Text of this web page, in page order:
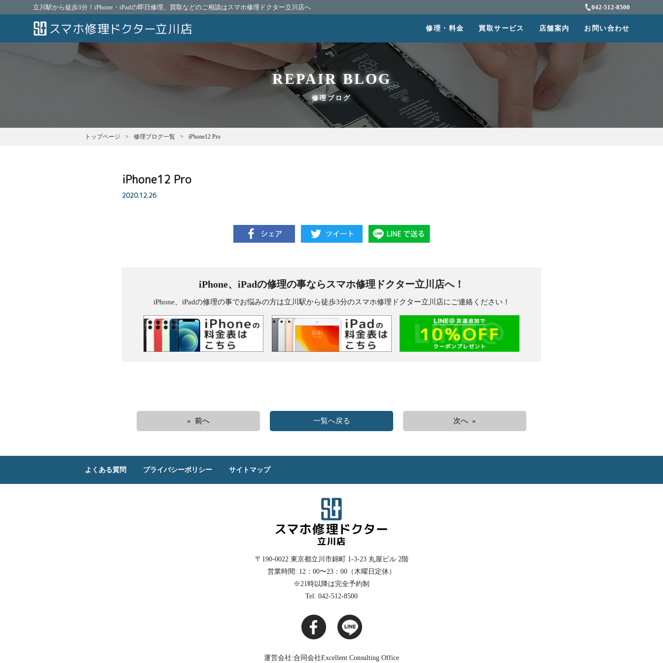
立川駅から徒歩3分！iPhone・iPadの即日修理、買取などのご相談はスマホ修理ドクター立川店へ 042-512-8500
修理・料金 買取サービス 店舗案内 お問い合わせ
REPAIR BLOG
修理ブログ
トップページ 修理ブログ一覧 iPhone12 Pro
iPhone12 Pro
2020.12.26
iPhone、iPadの修理の事ならスマホ修理ドクター立川店へ！
iPhone、iPadの修理の事でお悩みの方は立川駅から徒歩3分のスマホ修理ドクター立川店にご連絡ください！
« 前へ 一覧へ戻る 次へ »
よくある質問 プライバシーポリシー サイトマップ
〒190-0022 東京都立川市錦町 1-3-23 丸屋ビル 2階
営業時間: 12：00〜23：00（木曜日定休）
※21時以降は完全予約制
Tel: 042-512-8500
運営会社:合同会社Excellent Consulting Office